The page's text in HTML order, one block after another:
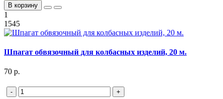
В корзину
1
1545
Шпагат обвязочный для колбасных изделий, 20 м.
70 р.
- +